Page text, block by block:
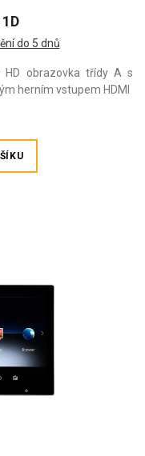
do 5 dnů
obrazovka třídy A s
herním vstupem HDMI